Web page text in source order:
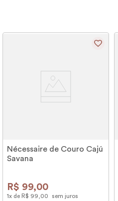
Nécessaire de Couro Cajú
Savana
R$ 99,00
1x de R$ 99 00 sem juros